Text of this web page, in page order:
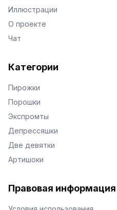
Иллюстрации
О проекте
Чат
Категории
Пирожки
Порошки
Экспромты
Депрессяшки
Две девятки
Артишоки
Правовая информация